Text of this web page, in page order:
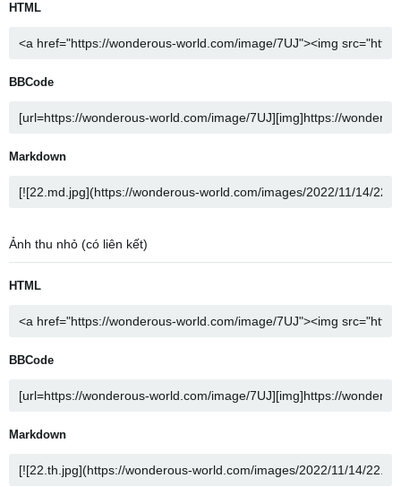
HTML
BBCode
Markdown
Ảnh thu nhỏ (có liên kết)
HTML
BBCode
Markdown